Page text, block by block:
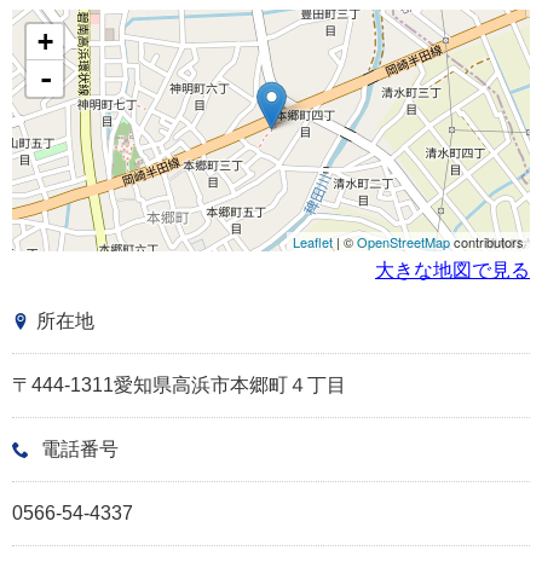
+
-
Leaflet | ©OpenStreetMapcontributors
大きな地図で見る
所在地
〒444-1311愛知県高浜市本郷町４丁目
電話番号
0566-54-4337